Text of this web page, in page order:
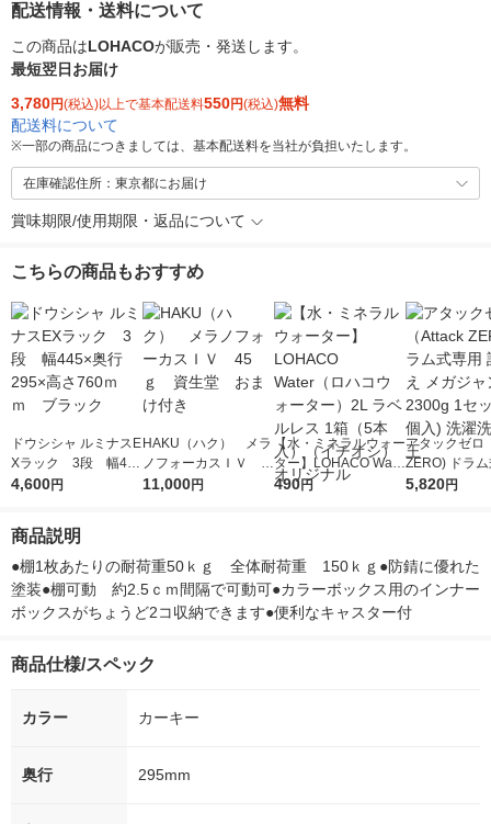
配送情報・送料について
この商品はLOHACOが販売・発送します。
最短翌日お届け
3,780円(税込)以上で基本配送料550円(税込)無料
配送料について
※一部の商品につきましては、基本配送料を当社が負担いたします。
在庫確認住所：東京都にお届け
賞味期限/使用期限・返品について
こちらの商品もおすすめ
ドウシシャ ルミナスE
Xラック 3段 幅445
×奥行295×高さ760ｍ
4,600円
HAKU（ハク） メラ
ノフォーカスＩＶ 4
5ｇ 資生堂 おまけ
11,000円
【水・ミネラルウォー
ター】LOHACO Wate
r（ロハコウォータ
490円
アタックゼロ
ZERO) ドラ
詰め替え メガ
5,820円
商品説明
●棚1枚あたりの耐荷重50ｋｇ　全体耐荷重　150ｋｇ●防錆に優れた
塗装●棚可動　約2.5ｃｍ間隔で可動可●カラーボックス用のインナー
ボックスがちょうど2コ収納できます●便利なキャスター付
商品仕様/スペック
カラー カーキー
奥行 295mm